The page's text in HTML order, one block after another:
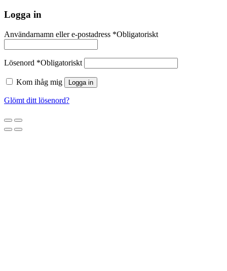
Logga in
Användarnamn eller e-postadress *Obligatoriskt
Lösenord *Obligatoriskt
Kom ihåg mig Logga in
Glömt ditt lösenord?